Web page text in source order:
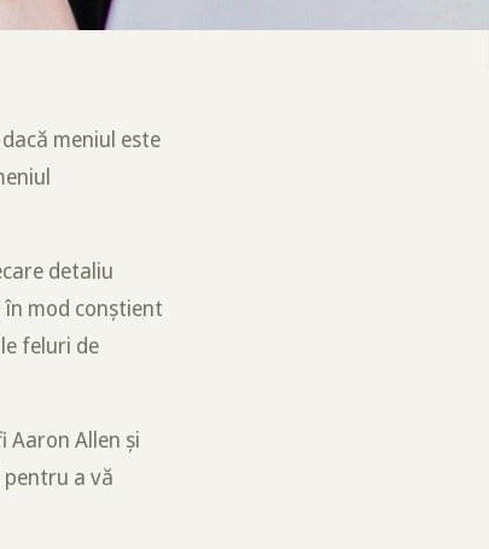
meniul este
detaliu
mod conștient
feluri de
Aaron Allen și
a vă